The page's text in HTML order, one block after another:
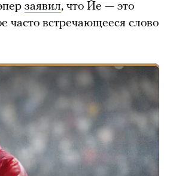
заявил, что Йе — это
часто встречающееся слово